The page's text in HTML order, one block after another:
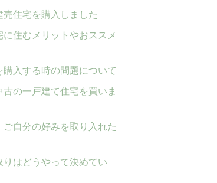
住宅を購入しました
住むメリットやおススメ
購入する時の問題について
の一戸建て住宅を買いま
自分の好みを取り入れた
りはどうやって決めてい